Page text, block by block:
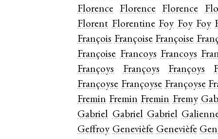
Florence
Florence Florence
Florent Florentine Foy Foy Foy
François Françoise Françoise
Françoise Francoys Francoys
Françoys
Françoys Françoys
Françoyse Françoyse Françoyse
Fremin Fremin Fremin Fremy
Gabriel Gabriel Gabriel
Geffroy Genevièfe Genevièfe